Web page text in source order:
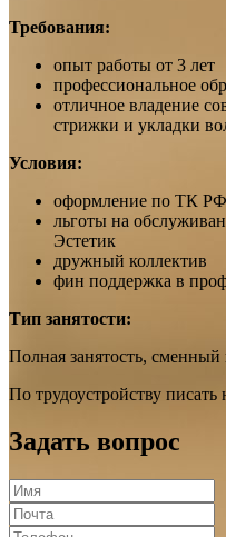
Требования:
опыт работы от 3 лет
профессиональное
отличное владение
стрижки и укладки
Условия:
оформление по ТК РФ
льготы на
Эстетик
дружный коллектив
фин поддержка в
Тип занятости:
Полная занятость, сменный
По трудоустройству писать
Задать вопрос